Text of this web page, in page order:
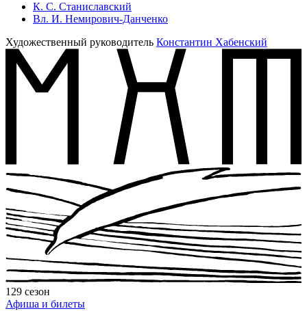
К. С. Станиславский
Вл. И. Немирович-Данченко
Художественный руководитель Константин Хабенский
129 сезон
Афиша и билеты